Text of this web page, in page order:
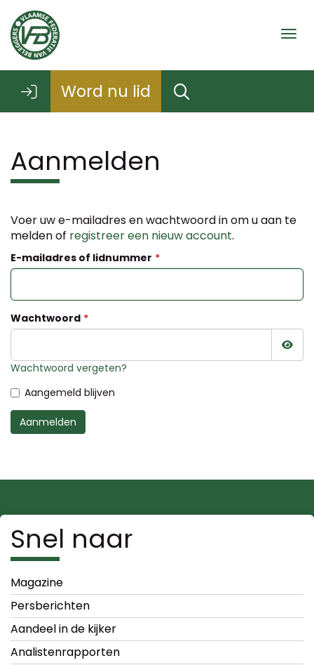
Word nu lid
Aanmelden
Voer uw e-mailadres en wachtwoord in om u aan te
melden of registreer een nieuw account.
E-mailadres of lidnummer
Wachtwoord
Wachtwoord vergeten?
Aangemeld blijven
Aanmelden
Snel naar
Magazine
Persberichten
Aandeel in de kijker
Analistenrapporten